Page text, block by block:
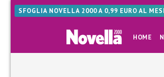
SFOGLIA NOVELLA 2000 A 0,99 EURO AL
HOME